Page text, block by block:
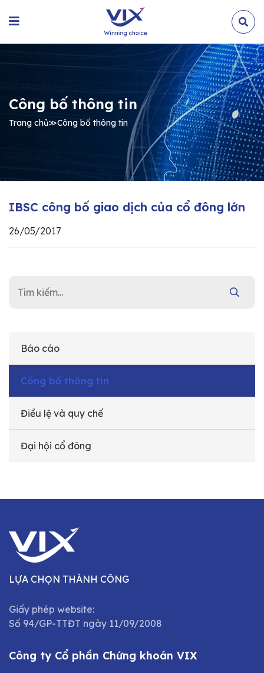
Công bố thông tin
Trang chủ≫Công bố thông tin
Báo cáo
Công bố thông tin
Điều lệ và quy chế
Đại hội cổ đông
IBSC công bố giao dịch của cổ đông lớn
26/05/2017
LỰA CHỌN THÀNH CÔNG
Giấy phép website:
Số 94/GP-TTĐT ngày 11/09/2008
Công ty Cổ phần Chứng khoán VIX